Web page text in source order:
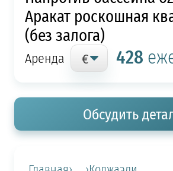
Аракат роскошная
(без залога)
Аренда 428
Обсудить